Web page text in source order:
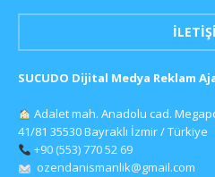
SUCUDO Dijital Medya Reklam
Adalet mah. Anadolu cad.
41/81 35530 Bayraklı İzmir / Türkiye
+90 (553) 770 52 69
ozendanismanlik@gmail.com